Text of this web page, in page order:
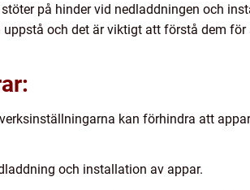
på hinder vid nedladdningen och
och det är viktigt att förstå dem
kan förhindra att
och installation av appar.